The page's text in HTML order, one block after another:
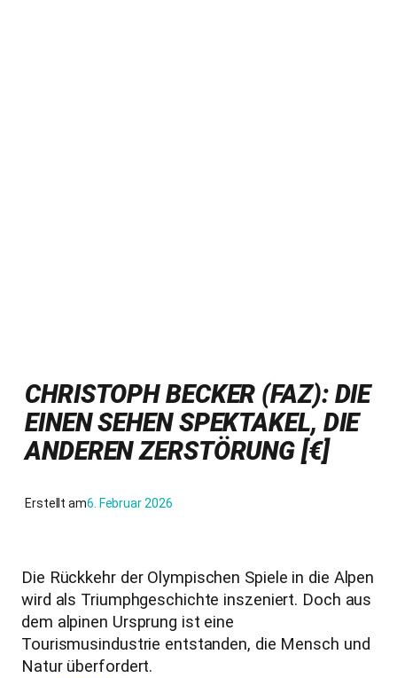
CHRISTOPH BECKER (FAZ): DIE
EINEN SEHEN SPEKTAKEL, DIE
ANDEREN ZERSTÖRUNG [€]
Erstellt am6. Februar 2026
Die Rückkehr der Olympischen Spiele in die Alpen
wird als Triumphgeschichte inszeniert. Doch aus
dem alpinen Ursprung ist eine
Tourismusindustrie entstanden, die Mensch und
Natur überfordert.